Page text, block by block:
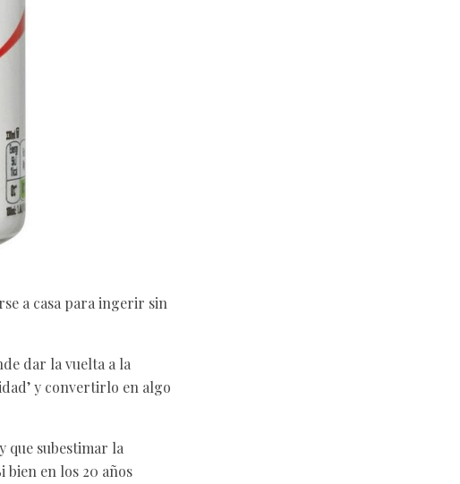
a casa para ingerir sin
dar la vuelta a la
y convertirlo en algo
que subestimar la
bien en los 20 años